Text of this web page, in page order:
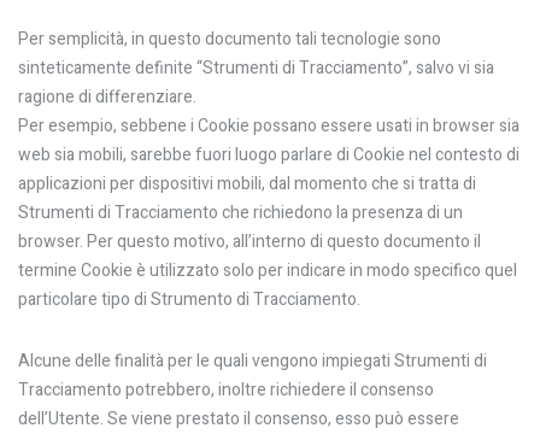
Per semplicità, in questo documento tali tecnologie sono
sinteticamente definite “Strumenti di Tracciamento”, salvo vi sia
ragione di differenziare.
Per esempio, sebbene i Cookie possano essere usati in browser sia
web sia mobili, sarebbe fuori luogo parlare di Cookie nel contesto di
applicazioni per dispositivi mobili, dal momento che si tratta di
Strumenti di Tracciamento che richiedono la presenza di un
browser. Per questo motivo, all’interno di questo documento il
termine Cookie è utilizzato solo per indicare in modo specifico quel
particolare tipo di Strumento di Tracciamento.
Alcune delle finalità per le quali vengono impiegati Strumenti di
Tracciamento potrebbero, inoltre richiedere il consenso
dell’Utente. Se viene prestato il consenso, esso può essere